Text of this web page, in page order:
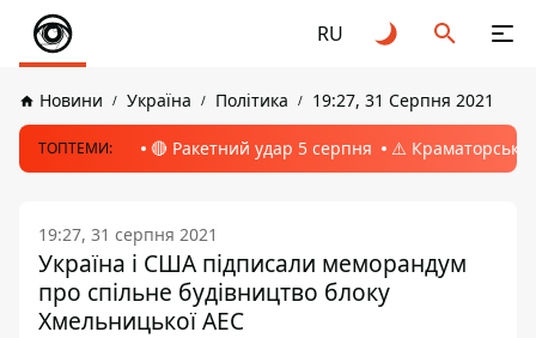
RU
Новини Україна Політика 19:27, 31 Серпня 2021
ТОПТЕМИ: 🔴 Ракетний удар 5 серпня ⚠️ Краматорськ,
19:27, 31 серпня 2021
Україна і США підписали меморандум
про спільне будівництво блоку
Хмельницької АЕС